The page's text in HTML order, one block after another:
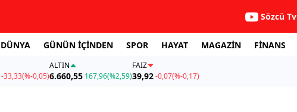
Sözcü Tv
DÜNYA GÜNÜN İÇİNDEN SPOR HAYAT MAGAZİN FİNANS
-33,33(%-0,05)
ALTIN
6.660,55 167,96(%2,59)
FAİZ
39,92-0,07(%-0,17)